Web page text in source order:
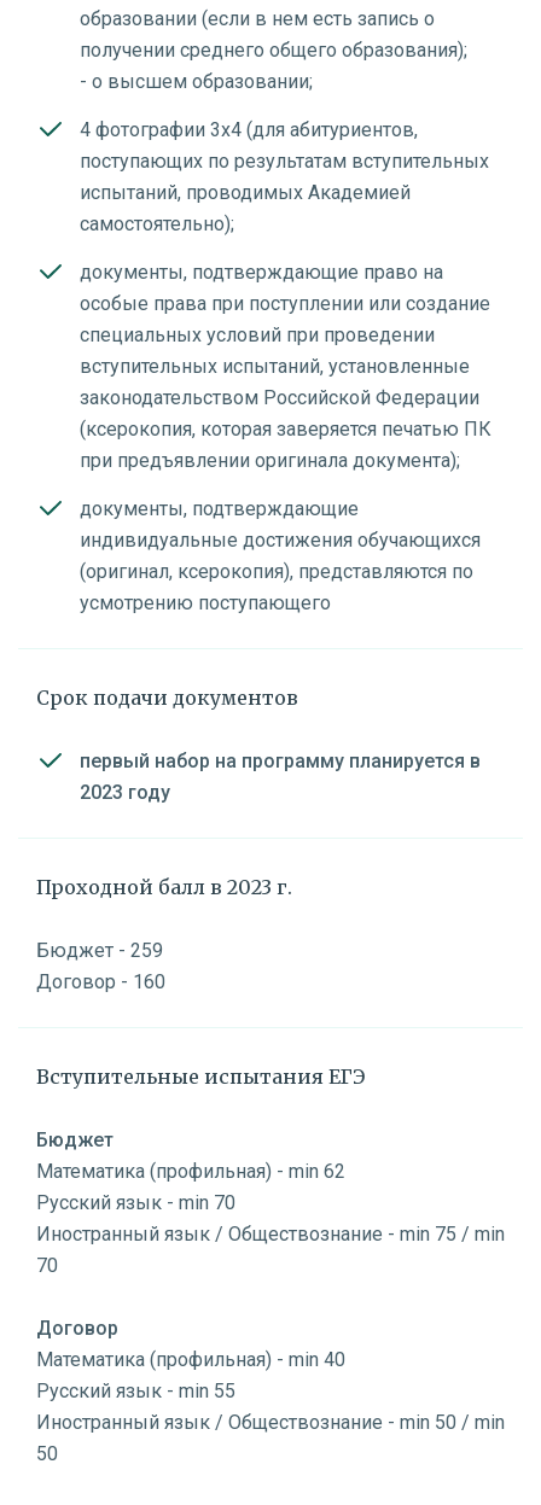
образовании (если в нем есть запись о
получении среднего общего образования);
- о высшем образовании;
4 фотографии 3х4 (для абитуриентов,
поступающих по результатам вступительных
испытаний, проводимых Академией
самостоятельно);
документы, подтверждающие право на
особые права при поступлении или создание
специальных условий при проведении
вступительных испытаний, установленные
законодательством Российской Федерации
(ксерокопия, которая заверяется печатью ПК
при предъявлении оригинала документа);
документы, подтверждающие
индивидуальные достижения обучающихся
(оригинал, ксерокопия), представляются по
усмотрению поступающего
Срок подачи документов
первый набор на программу планируется в
2023 году
Проходной балл в 2023 г.
Бюджет - 259
Договор - 160
Вступительные испытания ЕГЭ
Бюджет
Математика (профильная) - min 62
Русский язык - min 70
Иностранный язык / Обществознание - min 75 / min
70
Договор
Математика (профильная) - min 40
Русский язык - min 55
Иностранный язык / Обществознание - min 50 / min
50